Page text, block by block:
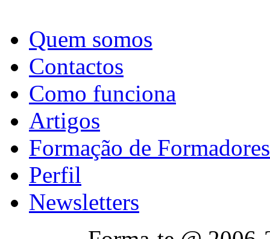
Quem somos
Contactos
Como funciona
Artigos
Formação de Formadores
Perfil
Newsletters